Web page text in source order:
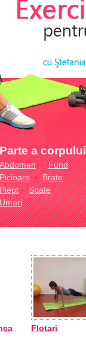
Parte a
Abdomen·Fund
Picioare·Brate
Piept·Spate
Umeri
Flotari